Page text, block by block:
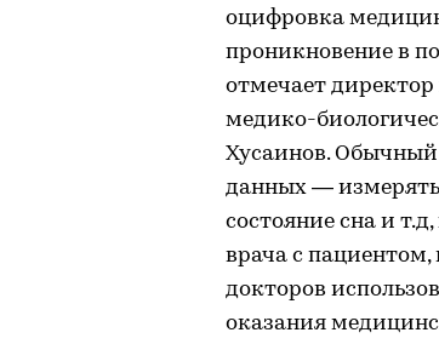
оцифровка
проникновение в
отмечает
медико-
Хусаинов.
данных — измерять
состояние сна и
врача с пациентом,
докторов
оказания